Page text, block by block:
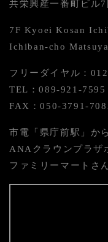
共栄興産一番町ビル7
7F Kyoei Kosan
Ichiban-cho
フリーダイヤル：
TEL：089-921-7595
FAX：050-3791-
市電「県庁前駅」か
ANAクラウンプラザ
ファミリーマートさ